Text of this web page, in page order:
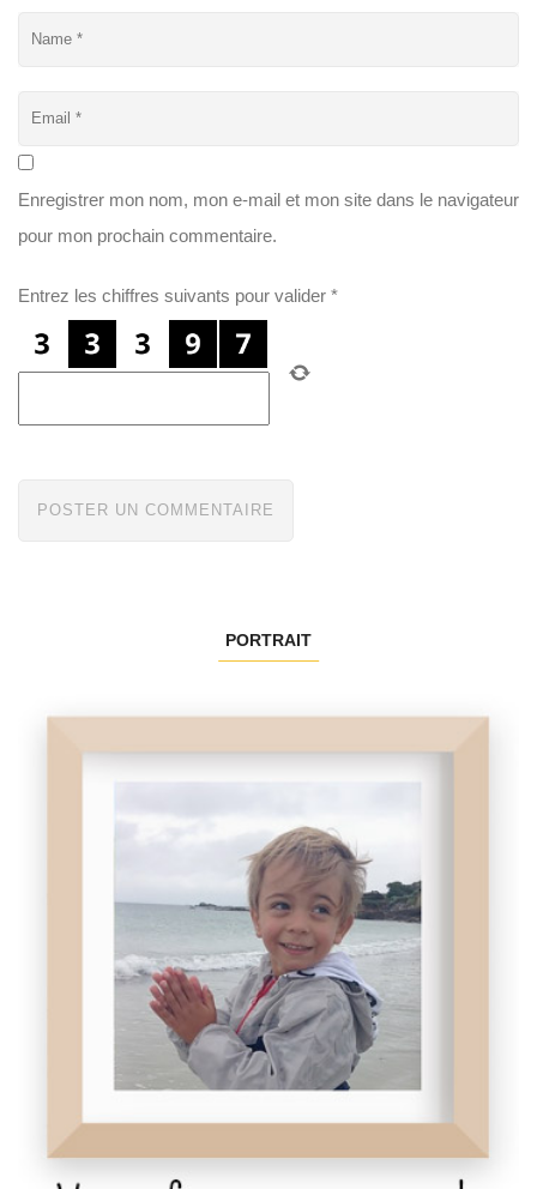
Enregistrer mon nom, mon e-mail et mon site dans le navigateur
pour mon prochain commentaire.
Entrez les chiffres suivants pour valider *
PORTRAIT